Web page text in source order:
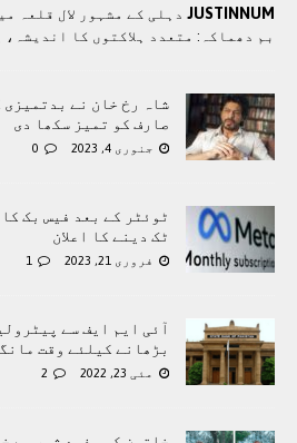
JUSTINNUM دہلی کے مشہور لال قلعہ
بم دھماکہ: متعدد ہلاکتوں کا
شاہ رخ خان نے
صارف کو تمیز سکھا دی
جنوری 4, 2023 0
ٹوئٹر کے بعد فیس بک
ٹک دینے کا اعلان
فروری 21, 2023 1
آئی ایم ایف سے
بڑھانے کیلئے وقت
مئی 23, 2022 2